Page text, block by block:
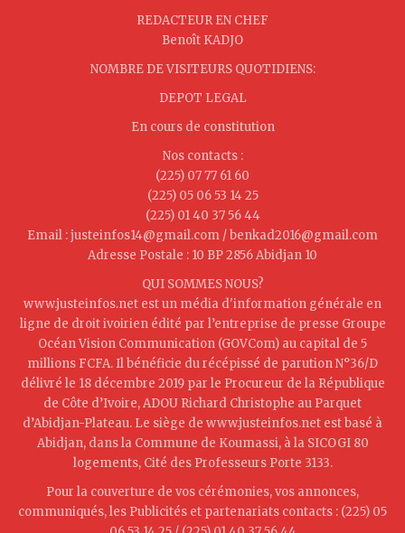
REDACTEUR EN CHEF
Benoît KADJO
NOMBRE DE VISITEURS QUOTIDIENS:
DEPOT LEGAL
En cours de constitution
Nos contacts :
(225) 07 77 61 60
(225) 05 06 53 14 25
(225) 01 40 37 56 44
Email : justeinfos14@gmail.com / benkad2016@gmail.com
Adresse Postale : 10 BP 2856 Abidjan 10
QUI SOMMES NOUS?
www.justeinfos.net est un média d'information générale en
ligne de droit ivoirien édité par l’entreprise de presse Groupe
Océan Vision Communication (GOVCom) au capital de 5
millions FCFA. Il bénéficie du récépissé de parution N°36/D
délivré le 18 décembre 2019 par le Procureur de la République
de Côte d’Ivoire, ADOU Richard Christophe au Parquet
d’Abidjan-Plateau. Le siège de www.justeinfos.net est basé à
Abidjan, dans la Commune de Koumassi, à la SICOGI 80
logements, Cité des Professeurs Porte 3133.
Pour la couverture de vos cérémonies, vos annonces,
communiqués, les Publicités et partenariats contacts : (225) 05